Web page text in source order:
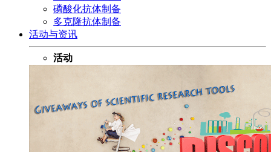
磷酸化抗体制备
多克隆抗体制备
活动与资讯
活动